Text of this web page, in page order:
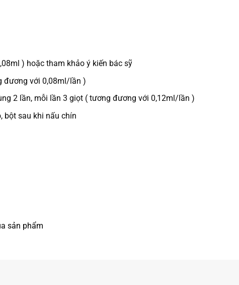
) hoặc tham khảo ý kiến bác sỹ
đương với 0,08ml/lần )
2 lần, mỗi lần 3 giọt ( tương đương với 0,12ml/lần )
bột sau khi nấu chín
sản phẩm